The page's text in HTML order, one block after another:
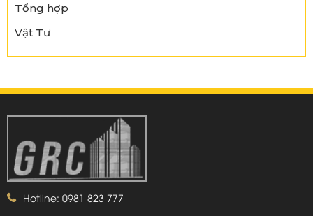
Tổng hợp
Vật Tư
Hotline: 0981 823 777